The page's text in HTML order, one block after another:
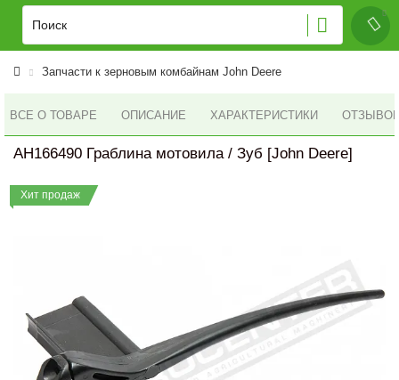
Запчасти к зерновым комбайнам John Deere
ВСЕ О ТОВАРЕ ОПИСАНИЕ ХАРАКТЕРИСТИКИ ОТЗЫВОВ
AH166490 Граблина мотовила / Зуб [John Deere]
Хит продаж